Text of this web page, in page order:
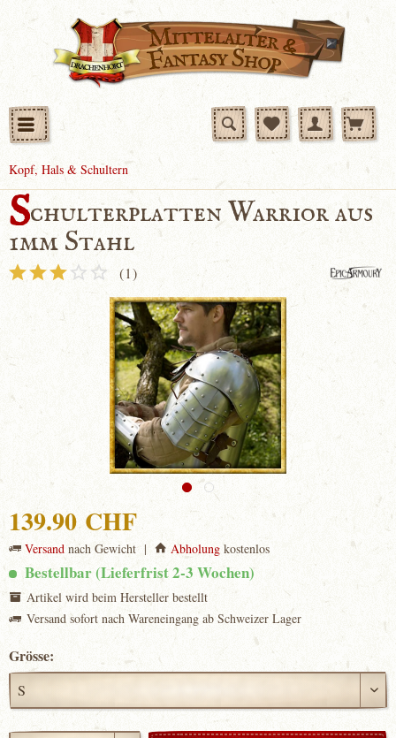
Kopf, Hals & Schultern
Schulterplatten Warrior aus
1mm Stahl
(1)
139.90 CHF
Versandnach Gewicht | Abholungkostenlos
Bestellbar (Lieferfrist 2-3 Wochen)
Artikel wird beim Hersteller bestellt
Versand sofort nach Wareneingang ab Schweizer Lager
Grösse: